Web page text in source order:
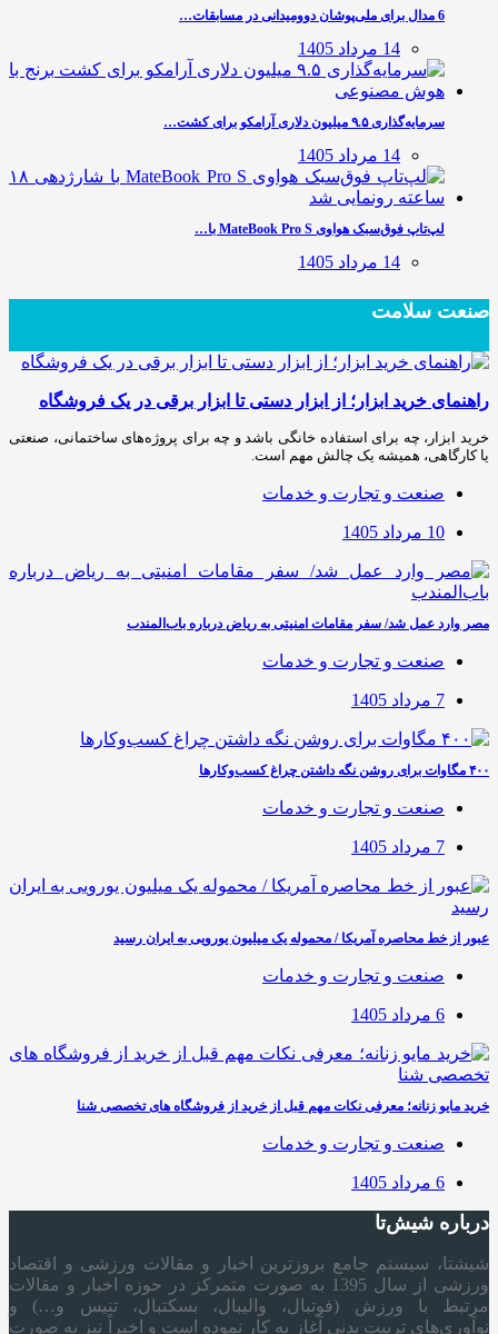
6 مدال برای ملی‌پوشان دوومیدانی در مسابقات…
14 مرداد 1405
سرمایه‌گذاری ۹.۵ میلیون دلاری آرامکو برای کشت…
14 مرداد 1405
لپ‌تاپ فوق‌سبک هواوی MateBook Pro S با…
14 مرداد 1405
صنعت سلامت
راهنمای خرید ابزار؛ از ابزار دستی تا ابزار برقی در یک فروشگاه
خرید ابزار، چه برای استفاده خانگی باشد و چه برای پروژه‌های ساختمانی، صنعتی
یا کارگاهی، همیشه یک چالش مهم است.
صنعت و تجارت و خدمات
10 مرداد 1405
مصر وارد عمل شد/ سفر مقامات امنیتی به ریاض درباره باب‌المندب
صنعت و تجارت و خدمات
7 مرداد 1405
۴۰۰ مگاوات برای روشن نگه داشتن چراغ کسب‌وکار‌ها
صنعت و تجارت و خدمات
7 مرداد 1405
عبور از خط محاصره آمریکا / محموله یک میلیون یورویی به ایران رسید
صنعت و تجارت و خدمات
6 مرداد 1405
خرید مایو زنانه؛ معرفی نکات مهم قبل از خرید از فروشگاه های تخصصی شنا
صنعت و تجارت و خدمات
6 مرداد 1405
درباره شیش‌تا
شیشتا، سیستم جامع بروزترین اخبار و مقالات ورزشی و اقتصاد
ورزشی از سال 1395 به صورت متمرکز در حوزه اخبار و مقالات
مرتبط با ورزش (فوتبال، والیبال، بسکتبال، تنیس و…) و
نوآوری‌های تربیت بدنی آغاز به کار نموده است و اخیراً نیز به صورت